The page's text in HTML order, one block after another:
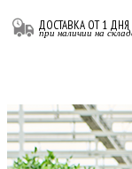
ДОСТАВКА ОТ 1 ДНЯ
при наличии на